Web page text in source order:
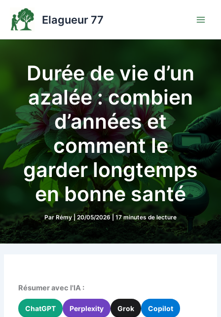
contenu
Elagueur 77
Durée de vie d’un
azalée : combien
d’années et
comment le
garder longtemps
en bonne santé
Par Rémy|20/05/2026 |17 minutes de lecture
Résumer avec l'IA :
ChatGPT Perplexity Grok Copilot